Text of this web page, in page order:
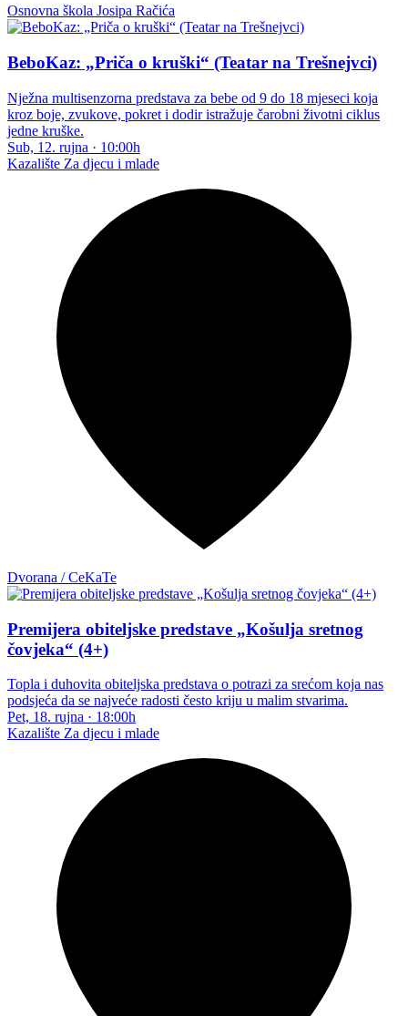
Osnovna škola Josipa Račića
BeboKaz: „Priča o kruški“ (Teatar na Trešnejvci)
Nježna multisenzorna predstava za bebe od 9 do 18 mjeseci koja
kroz boje, zvukove, pokret i dodir istražuje čarobni životni ciklus
jedne kruške.
Sub, 12. rujna · 10:00h
Kazalište Za djecu i mlade
Dvorana / CeKaTe
Premijera obiteljske predstave „Košulja sretnog
čovjeka“ (4+)
Topla i duhovita obiteljska predstava o potrazi za srećom koja nas
podsjeća da se najveće radosti često kriju u malim stvarima.
Pet, 18. rujna · 18:00h
Kazalište Za djecu i mlade